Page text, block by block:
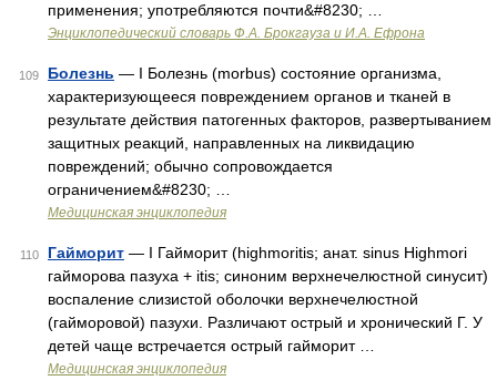
применения; употребляются почти&#8230; …
Энциклопедический словарь Ф.А. Брокгауза и И.А. Ефрона
109 Болезнь — I Болезнь (morbus) состояние организма,
характеризующееся повреждением органов и тканей в
результате действия патогенных факторов, развертыванием
защитных реакций, направленных на ликвидацию
повреждений; обычно сопровождается
ограничением&#8230; …
Медицинская энциклопедия
110 Гайморит — I Гайморит (highmoritis; анат. sinus Highmori
гайморова пазуха + itis; синоним верхнечелюстной синусит)
воспаление слизистой оболочки верхнечелюстной
(гайморовой) пазухи. Различают острый и хронический Г. У
детей чаще встречается острый гайморит …
Медицинская энциклопедия